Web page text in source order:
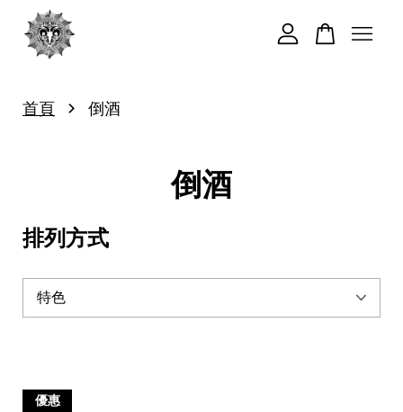
首頁 › 倒酒
倒酒
排列方式
優惠